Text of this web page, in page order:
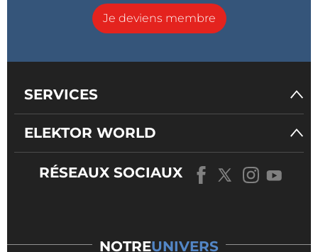
Je deviens membre
SERVICES
ELEKTOR WORLD
RÉSEAUX SOCIAUX
NOTREUNIVERS